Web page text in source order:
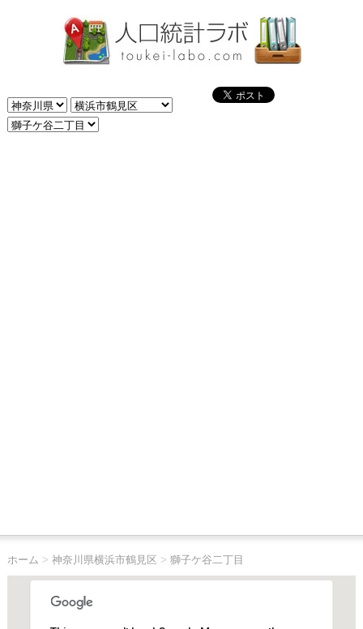
ホーム > 神奈川県横浜市鶴見区 > 獅子ケ谷二丁目